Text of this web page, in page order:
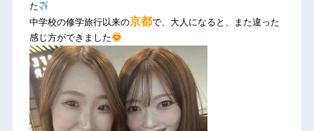
た
中学校の修学旅行以来の京都で、大人になると、また違った
感じ方ができました